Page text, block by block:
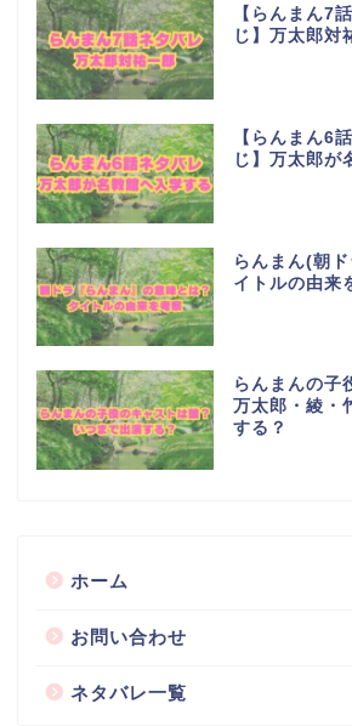
【らんまん7
じ】万太郎対
【らんまん6
じ】万太郎が
らんまん(朝
イトルの由来
らんまんの子
万太郎・綾・
する？
ホーム
お問い合わせ
ネタバレ一覧